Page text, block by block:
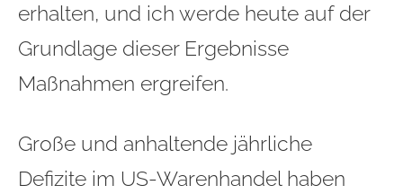
erhalten, und ich werde heute auf der
Grundlage dieser Ergebnisse
Maßnahmen ergreifen.
Große und anhaltende jährliche
Defizite im US-Warenhandel haben